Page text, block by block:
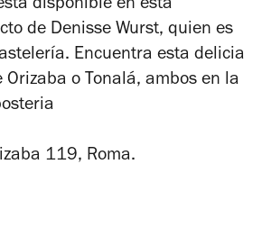
disponible en esta
de Denisse Wurst, quien es
Encuentra esta delicia
o Tonalá, ambos en la
119, Roma.